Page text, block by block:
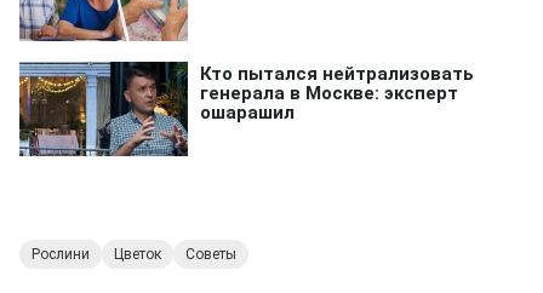
Рослини Цветок Советы